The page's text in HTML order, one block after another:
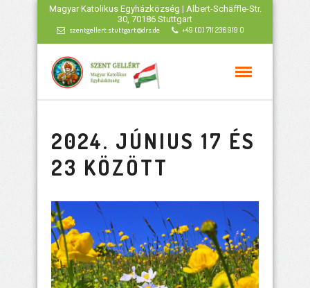
Magyar Katolikus Egyházközség | Albert-Schäffle-Str.
30, 70186 Stuttgart
szentgellert.stuttgart@drs.de +49 (0) 711 236 919 0
2024. JÚNIUS 17 ÉS
23 KÖZÖTT